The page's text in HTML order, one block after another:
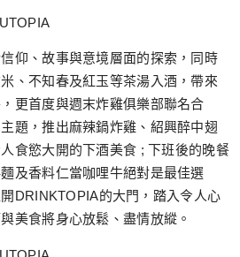
仰、故事與意境層面的探索，同時
、不知春及紅玉等茶湯入酒，帶來
更首度與週末炸雞俱樂部聯名合
題，推出麻辣鍋炸雞、紹興醉中翅
食慾大開的下酒美食 ; 下班後的晚餐
及香料仁當咖哩牛絕對是最佳選
DRINKTOPIA的大門，踏入令人心
美食將身心放鬆、盡情放縱。